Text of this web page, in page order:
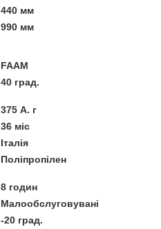
440 мм
990 мм
FAAM
40 град.
375 А. г
36 міс
Італія
Поліпропілен
8 годин
Малообслуговувані
-20 град.